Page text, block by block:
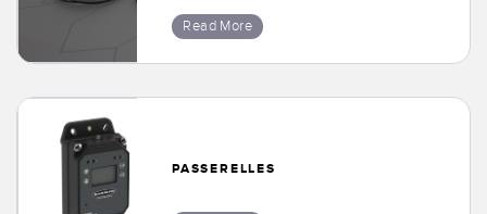
TECHNOLOGIE
Capteurs avec IO-Link
TECHNOLOGY
Capteurs avec IO-Link
Read More
PASSERELLES